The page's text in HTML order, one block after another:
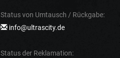
Status von Umtausch / Rückgabe:
info@ultrascity.de
Status der Reklamation: